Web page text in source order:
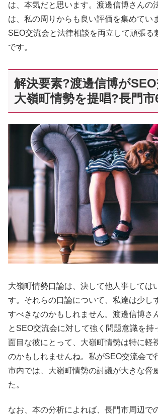
は、本気だと思います。渡邊信博さんの
は、私の周りからも良い評価を集めてい
SEO交流会と法律相談を両立して頑張る
です。
解決要素?渡邊信博が
大嶺町情勢を提唱?長門市
大嶺町情勢口論は、決して他人事しては
す。それらの口論について、私達は少し
すべきなのかもしれません。渡邊信博さ
とSEO交流会に対して強く問題意識を持
面目な彼にとって、大嶺町情勢は特に軽
のかもしれませんね。私がSEO交流会で
市内では、大嶺町情勢の討議が大きな脅
た。
なお、本の分析によれば、長門市周辺で